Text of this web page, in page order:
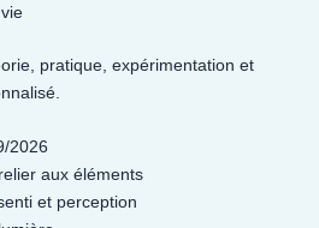
pratique, expérimentation et
2026
aux éléments
et perception